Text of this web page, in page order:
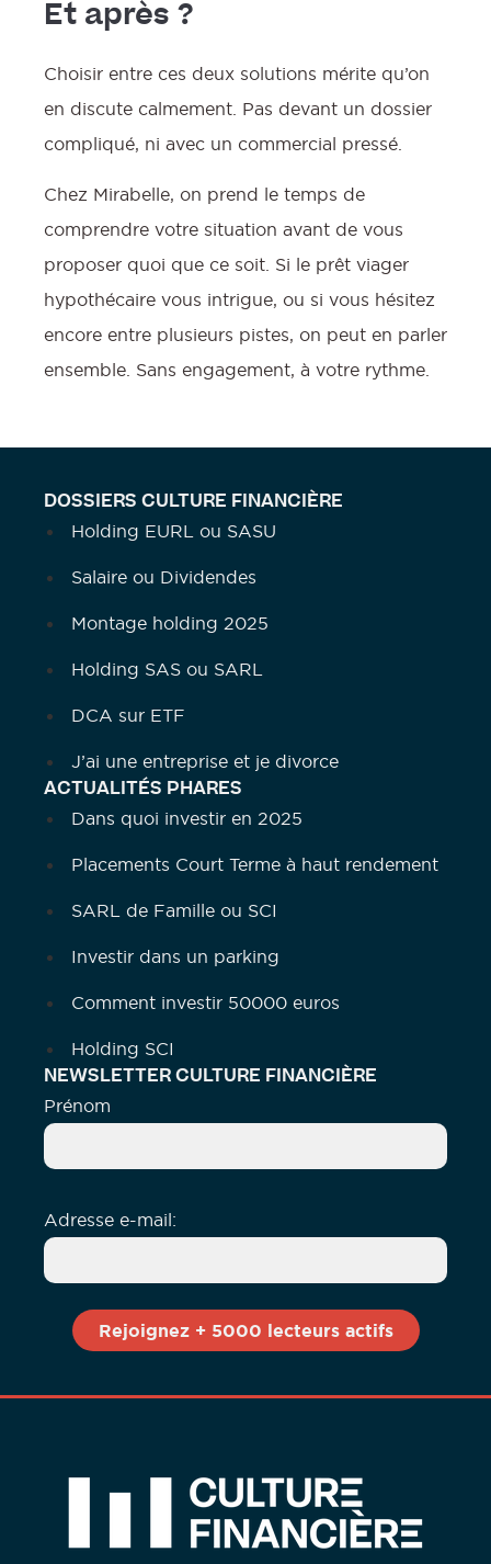
Et après ?
Choisir entre ces deux solutions mérite qu’on
en discute calmement. Pas devant un dossier
compliqué, ni avec un commercial pressé.
Chez Mirabelle, on prend le temps de
comprendre votre situation avant de vous
proposer quoi que ce soit. Si le prêt viager
hypothécaire vous intrigue, ou si vous hésitez
encore entre plusieurs pistes, on peut en parler
ensemble. Sans engagement, à votre rythme.
DOSSIERS CULTURE FINANCIÈRE
Holding EURL ou SASU
Salaire ou Dividendes
Montage holding 2025
Holding SAS ou SARL
DCA sur ETF
J’ai une entreprise et je divorce
ACTUALITÉS PHARES
Dans quoi investir en 2025
Placements Court Terme à haut rendement
SARL de Famille ou SCI
Investir dans un parking
Comment investir 50000 euros
Holding SCI
NEWSLETTER CULTURE FINANCIÈRE
Prénom
Adresse e-mail: